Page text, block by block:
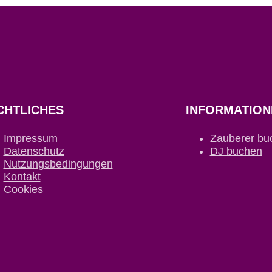
Impressum
Datenschutz
Nutzungsbedingungen
Kontakt
Cookies
Zauberer
DJ buchen